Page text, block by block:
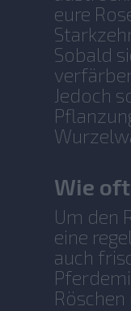
eure
Sobald
Jedoch
Wie
Um den
eine
auch